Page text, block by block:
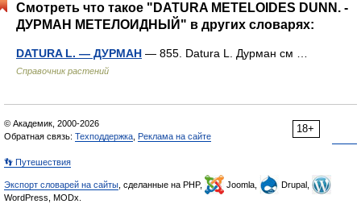
Смотреть что такое "DATURA METELOIDES DUNN. -
ДУРМАН МЕТЕЛОИДНЫЙ" в других словарях:
DATURA L. — ДУРМАН — 855. Datura L. Дурман см …
Справочник растений
18+
© Академик, 2000-2026
Обратная связь: Техподдержка Реклама на сайте
👣 Путешествия
Экспорт словарей на сайты , сделанные на PHP, Joomla,
Drupal,
WordPress, MODx.